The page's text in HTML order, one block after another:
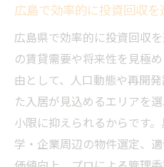
広島で効率的に投資回収
広島県で効率的に投資回収
の賃貸需要や将来性を見極
由として、人口動態や再開
た入居が見込めるエリアを
小限に抑えられるからです
学・企業周辺の物件選定、